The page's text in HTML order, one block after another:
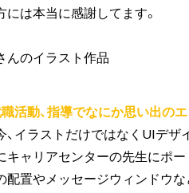
には本当に感謝してます。
んのイラスト作品
活動、指導でなにか思い出の
、イラストだけではなくUIデザ
キャリアセンターの先生にポ
配置やメッセージウィンドウ